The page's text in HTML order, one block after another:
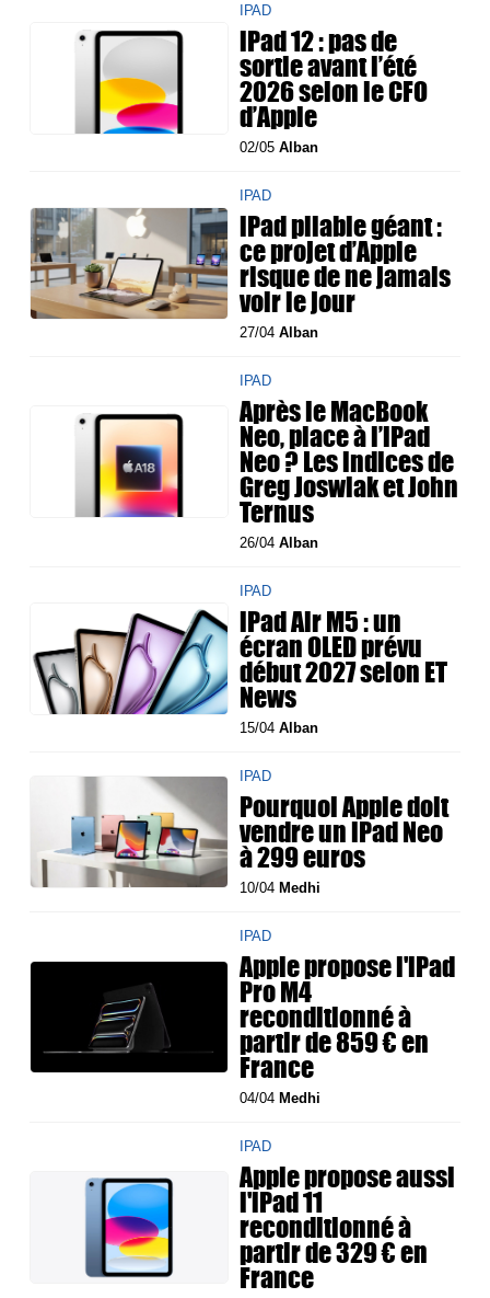
IPAD
iPad 12 : pas de
sortie avant l’été
2026 selon le CFO
d’Apple
02/05Alban
IPAD
iPad pliable géant :
ce projet d’Apple
risque de ne jamais
voir le jour
27/04Alban
IPAD
Après le MacBook
Neo, place à l’iPad
Neo ? Les indices de
Greg Joswiak et John
Ternus
26/04Alban
IPAD
iPad Air M5 : un
écran OLED prévu
début 2027 selon ET
News
15/04Alban
IPAD
Pourquoi Apple doit
vendre un iPad Neo
à 299 euros
10/04Medhi
IPAD
Apple propose l'iPad
Pro M4
reconditionné à
partir de 859 € en
France
04/04Medhi
IPAD
Apple propose aussi
l'iPad 11
reconditionné à
partir de 329 € en
France